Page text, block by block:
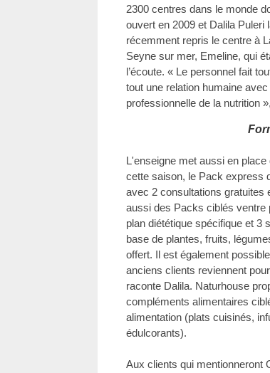
2300 centres dans le monde
ouvert en 2009 et Dalila Puleri
récemment repris le centre à
Seyne sur mer, Emeline, qui
l’écoute. « Le personnel fait
tout une relation humaine
professionnelle de la nutrition
L'enseigne met aussi en
cette saison, le Pack express
avec 2 consultations gratuites
aussi des Packs ciblés ventre
plan diététique spécifique et 3
base de plantes, fruits,
offert. Il est également
anciens clients reviennent
raconte Dalila. Naturhouse
compléments alimentaires
alimentation (plats cuisinés,
édulcorants).
Aux clients qui mentionneront